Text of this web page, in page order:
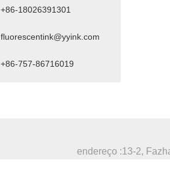
+86-18026391301
fluorescentink@yyink.com
+86-757-86716019
endereço :13-2,